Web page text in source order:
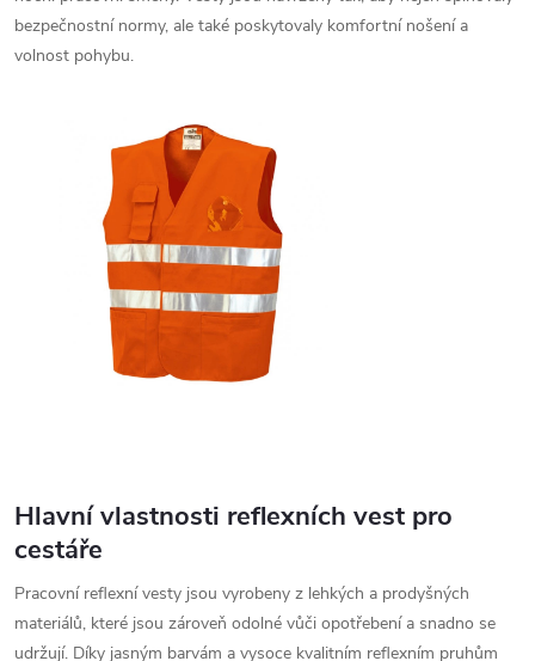
c
í
i
s
u
bezpečnostní normy, ale také poskytovaly komfortní nošení a
volnost pohybu.
Hlavní vlastnosti reflexních vest pro
cestáře
Pracovní reflexní vesty jsou vyrobeny z lehkých a prodyšných
materiálů, které jsou zároveň odolné vůči opotřebení a snadno se
udržují. Díky jasným barvám a vysoce kvalitním reflexním pruhům